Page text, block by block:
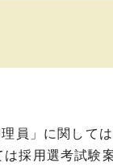
員」に関して
採用選考試験